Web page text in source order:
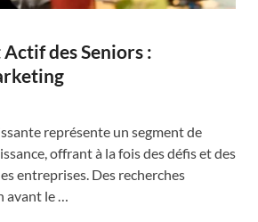
des Seniors :
représente un segment de
offrant à la fois des défis et des
entreprises. Des recherches
le …